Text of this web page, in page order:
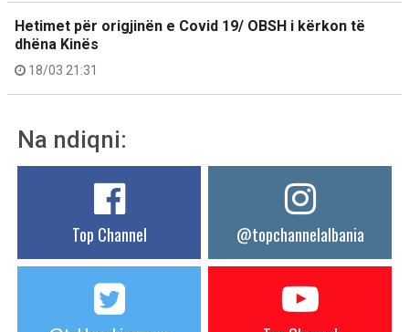
Hetimet për origjinën e Covid 19/ OBSH i kërkon të
dhëna Kinës
18/03 21:31
Na ndiqni:
Top Channel @topchannelalbania